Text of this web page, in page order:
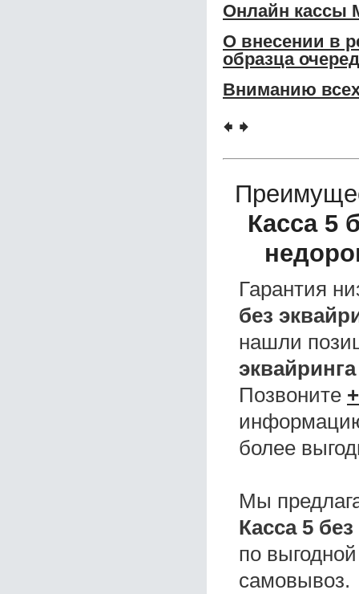
Онлайн кассы
О внесении в
образца
Вниманию
🠸 🠺
Касса 5
Гарантия
без
нашли
Позвоните
более
Мы
Касса 5
по
самовывоз.